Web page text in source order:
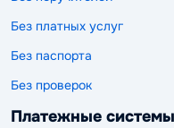
Без платных услуг
Без паспорта
Без проверок
Платежные системы